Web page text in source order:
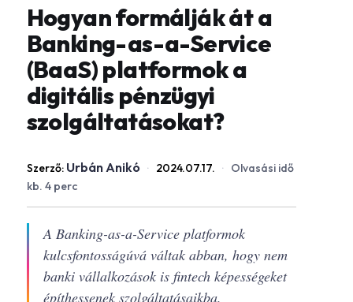
Hogyan formálják át a
Banking-as-a-Service
(BaaS) platformok a
digitális pénzügyi
szolgáltatásokat?
Szerző: Urbán Anikó · 2024.07.17. · Olvasási idő
kb. 4 perc
A Banking-as-a-Service platformok
kulcsfontosságúvá váltak abban, hogy nem
banki vállalkozások is fintech képességeket
építhessenek szolgáltatásaikba.